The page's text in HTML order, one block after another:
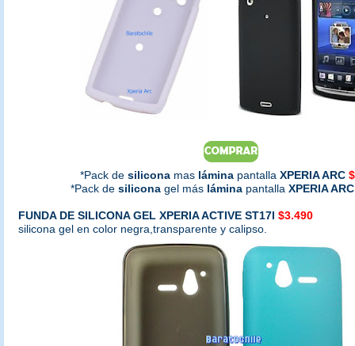
*Pack de siliconamas láminapantalla XPERIA ARC
*Pack de silicona gel más lámina pantalla XPERIA ARC
FUNDA DE SILICONA GEL XPERIA ACTIVE ST17I $3.490
silicona gel en color negra,transparente y calipso.